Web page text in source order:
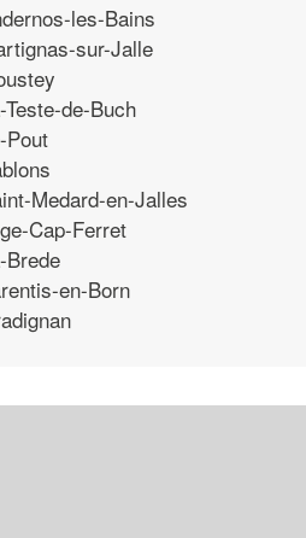
les-Bains
sur-Jalle
Teste-de-Buch
Pout
Medard-en-Jalles
Cap-Ferret
Brede
en-Born